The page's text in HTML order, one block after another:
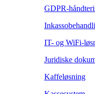
GDPR-
IT- og WiFi-
Juridiske
Kaffeløsning